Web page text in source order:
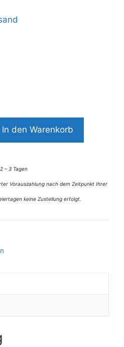
In den Warenkorb
– 3 Tagen
Vorauszahlung nach dem Zeitpunkt Ihrer
keine Zustellung erfolgt.